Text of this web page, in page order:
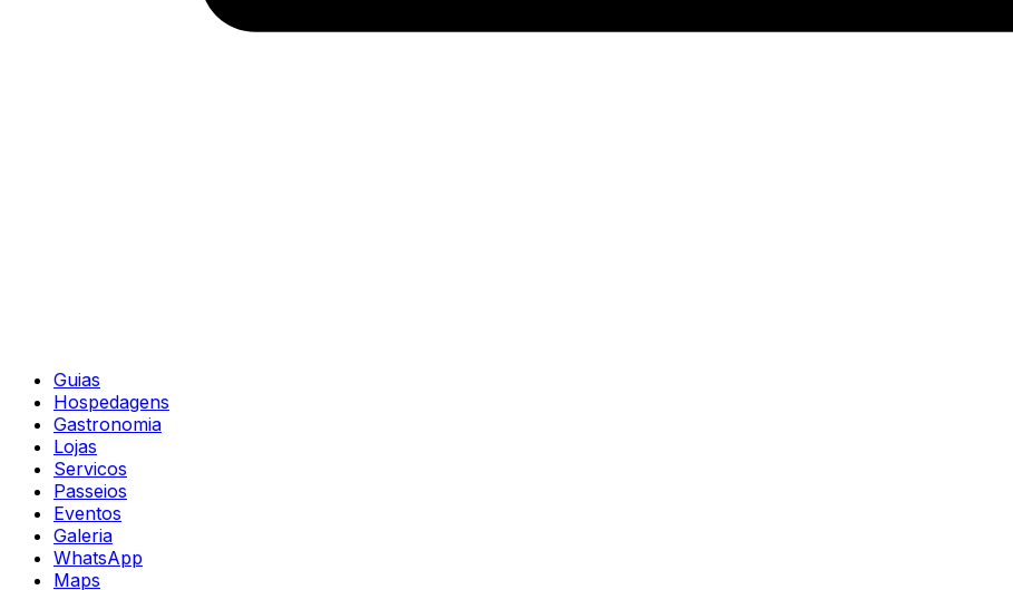
Guias
Hospedagens
Gastronomia
Lojas
Servicos
Passeios
Eventos
Galeria
WhatsApp
Maps